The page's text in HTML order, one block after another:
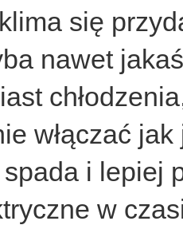
się
nawet
włączać
i lepiej
w